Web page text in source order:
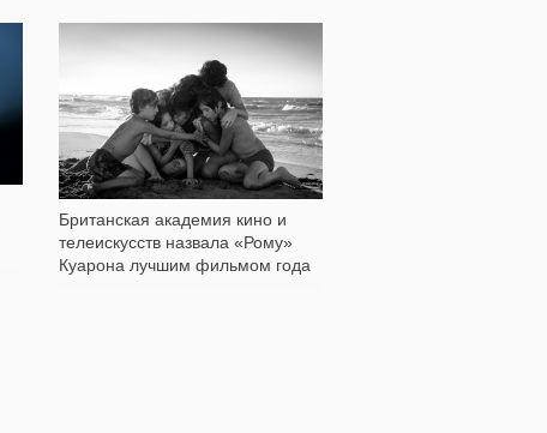
Британская академия кино и
телеискусств назвала «Рому»
Куарона лучшим фильмом года